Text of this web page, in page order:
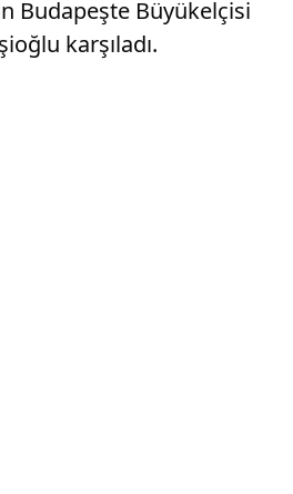
Budapeşte Büyükelçisi
karşıladı.